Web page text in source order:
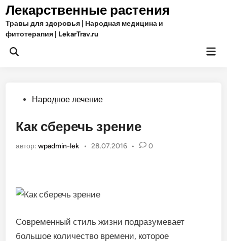
Перейти
содержимому
Лекарственные растения
Травы для здоровья | Народная медицина и
фитотерапия | LekarTrav.ru
Открыть
Опубликовано
Народное лечение
Как сберечь зрение
автор:wpadmin-lek • 28.07.2016 • 0
Современный стиль жизни подразумевает
большое количество времени, которое